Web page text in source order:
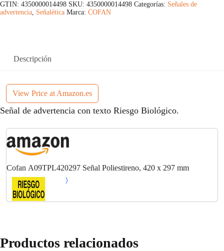
GTIN: 4350000014498 SKU: 4350000014498 Categorías: Señales de
advertencia, Señalética Marca: COFAN
Descripción
View Price at Amazon.es
Señal de advertencia con texto Riesgo Biológico.
Cofan A09TPL420297 Señal Poliestireno, 420 x 297 mm
Productos relacionados